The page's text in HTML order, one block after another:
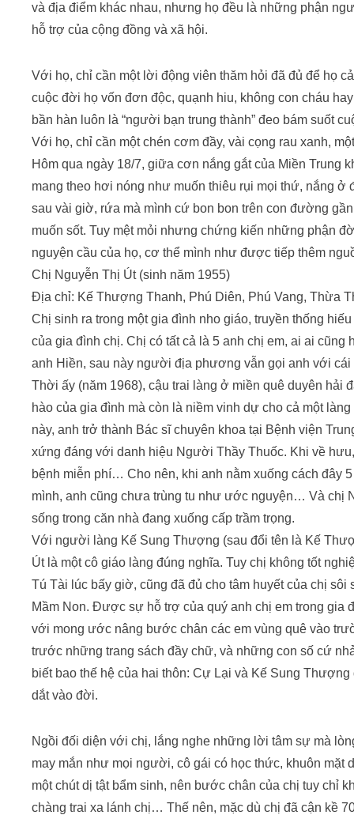
và địa điểm khác nhau, nhưng họ đều là những phận
hỗ trợ của cộng đồng và xã hội.
Với họ, chỉ cần một lời động viên thăm hỏi đã đủ để họ
cuộc đời họ vốn đơn độc, quạnh hiu, không con cháu
bần hàn luôn là “người bạn trung thành” đeo bám suốt
Với họ, chỉ cần một chén cơm đầy, vài cọng rau xanh,
Hôm qua ngày 18/7, giữa cơn nắng gắt của Miền Trung
mang theo hơi nóng như muốn thiêu rụi mọi thứ, nắng ở
sau vài giờ, rứa mà mình cứ bon bon trên con đường
muốn sốt. Tuy mệt mỏi nhưng chứng kiến những phận
nguyện cầu của họ, cơ thể mình như được tiếp thêm
Chị Nguyễn Thị Út (sinh năm 1955)
Địa chỉ: Kế Thượng Thanh, Phú Diên, Phú Vang, Thừa
Chị sinh ra trong một gia đình nho giáo, truyền thống
của gia đình chị. Chị có tất cả là 5 anh chị em, ai ai
anh Hiền, sau này người địa phương vẫn gọi anh với cái
Thời ấy (năm 1968), cậu trai làng ở miền quê duyên hải
hào của gia đình mà còn là niềm vinh dự cho cả một
này, anh trở thành Bác sĩ chuyên khoa tại Bệnh viện
xứng đáng với danh hiệu Người Thầy Thuốc. Khi về
bệnh miễn phí… Cho nên, khi anh nằm xuống cách đây
mình, anh cũng chưa trùng tu như ước nguyện… Và chị
sống trong căn nhà đang xuống cấp trầm trọng.
Với người làng Kế Sung Thượng (sau đổi tên là Kế
Út là một cô giáo làng đúng nghĩa. Tuy chị không tốt
Tú Tài lúc bấy giờ, cũng đã đủ cho tâm huyết của chị
Mầm Non. Được sự hỗ trợ của quý anh chị em trong gia
với mong ước nâng bước chân các em vùng quê vào
trước những trang sách đầy chữ, và những con số cứ
biết bao thế hệ của hai thôn: Cự Lại và Kế Sung
dắt vào đời.
Ngồi đối diện với chị, lắng nghe những lời tâm sự mà
may mắn như mọi người, cô gái có học thức, khuôn
một chút dị tật bẩm sinh, nên bước chân của chị tuy chỉ
chàng trai xa lánh chị… Thế nên, mặc dù chị đã cận kề